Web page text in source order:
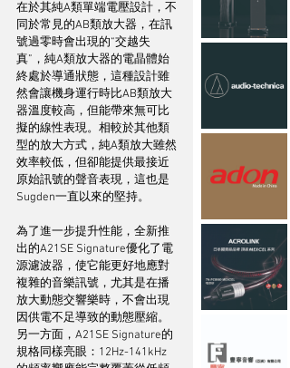
在於其純A類單端電壓設計，不
同於常見的AB類放大器，在訊
號過零時會出現的“交越失
真”，純A類放大器的電晶體始
終處於導通狀態，這種設計雖
然會讓機身運行時比AB類放大
器溫度較高，但能帶來無可比
擬的線性表現。相較於其他類
型的放大方式，純A類放大雖然
效率較低，但卻能提供最接近
原始訊號的聲音表現，這也是
Sugden一直以來的堅持。
為了進一步提升性能，全新推
出的A21SE Signature優化了電
源濾波器，使它能更好地應對
複雜的音樂訊號，尤其是在播
放大動態交響樂時，不會出現
因供電不足導致的動態壓縮。
另一方面，A21SE Signature的
規格同樣亮眼：12Hz-141kHz